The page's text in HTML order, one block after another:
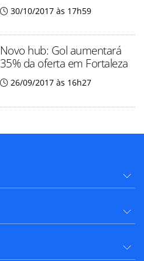
30/10/2017 às 17h59
Novo hub: Gol aumentará
35% da oferta em Fortaleza
26/09/2017 às 16h27